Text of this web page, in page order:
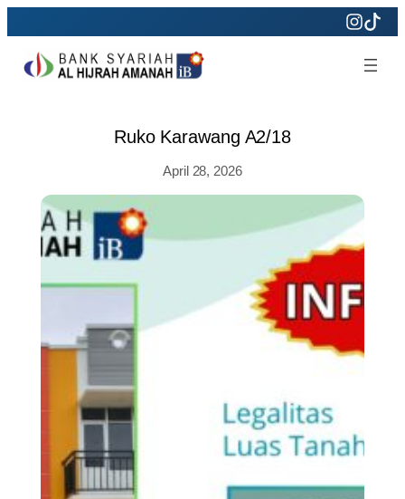
to
content
Ruko Karawang A2/18
April 28, 2026